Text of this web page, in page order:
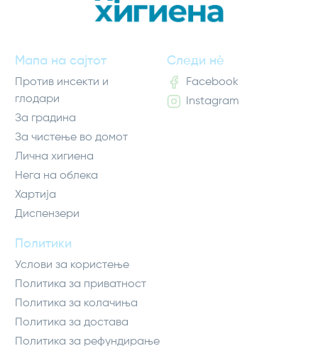
Мапа на сајтот
Против инсекти и
глодари
За градина
За чистење во домот
Лична хигиена
Нега на облека
Хартија
Диспензери
Политики
Услови за користење
Политика за приватност
Политика за колачиња
Политика за достава
Политика за рефундирање
Следи нè
Facebook
Instagram